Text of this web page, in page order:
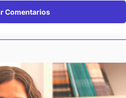
Comentarios